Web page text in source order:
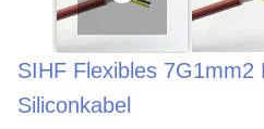
SIHF Flexibles 7G1mm2
Siliconkabel